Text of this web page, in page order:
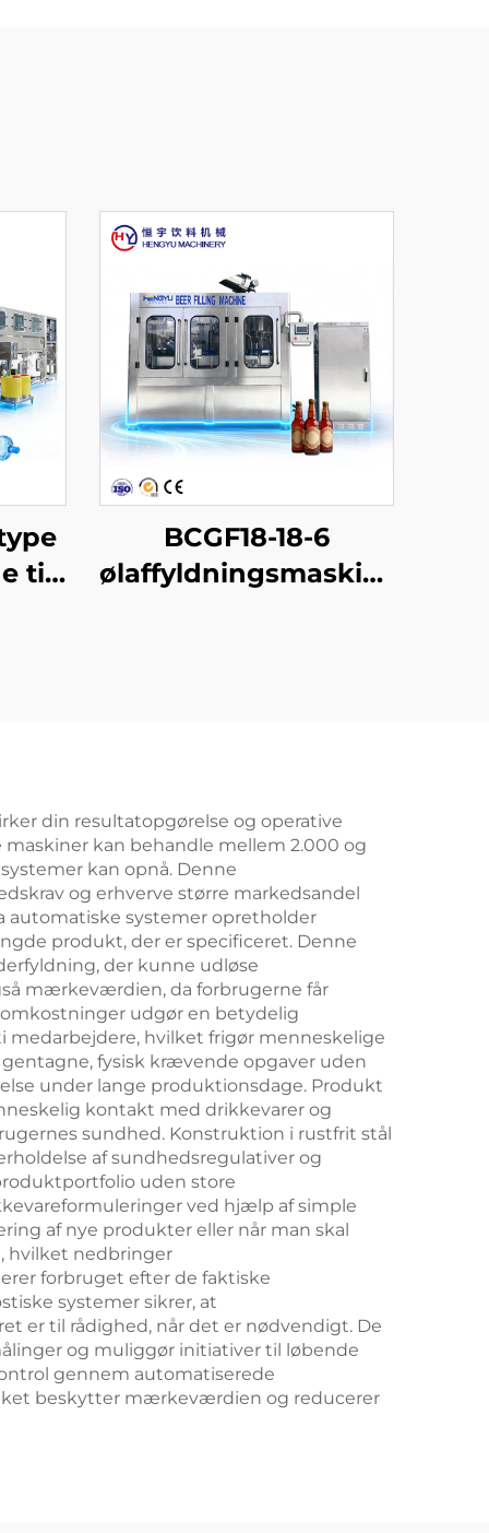
til
BCGF18-18-6
ølaffyldningsmaskine-
din resultatopgørelse og operative
kan behandle mellem 2.000 og
kan opnå. Denne
og erhverve større markedsandel
automatiske systemer opretholder
produkt, der er specificeret. Denne
der kunne udløse
mærkeværdien, da forbrugerne får
udgør en betydelig
medarbejdere, hvilket frigør menneskelige
fysisk krævende opgaver uden
under lange produktionsdage. Produkt
kontakt med drikkevarer og
sundhed. Konstruktion i rustfrit stål
af sundhedsregulativer og
uden store
ved hjælp af simple
af nye produkter eller når man skal
hvilket nedbringer
forbruget efter de faktiske
systemer sikrer, at
er til rådighed, når det er nødvendigt. De
og muliggør initiativer til løbende
gennem automatiserede
beskytter mærkeværdien og reducerer